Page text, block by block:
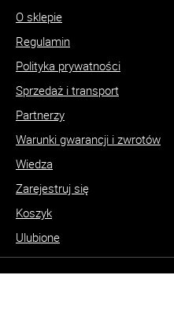
O sklepie
Regulamin
Polityka prywatności
Sprzedaż i transport
Partnerzy
Warunki gwarancji i zwrotów
Wiedza
Zarejestruj się
Koszyk
Ulubione